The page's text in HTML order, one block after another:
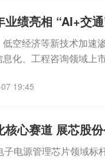
绩亮相 “AI+交
空经济等新技术加速
化、工程咨询领域上
19:45
心赛道 展芯股
电源管理芯片领域标